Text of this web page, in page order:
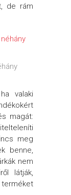
de rám
valaki
magát:
meg
benne,
nem
látják,